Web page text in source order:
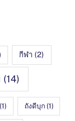
กีฬา (2)
(14)
(1) ถังดีบุก(1)